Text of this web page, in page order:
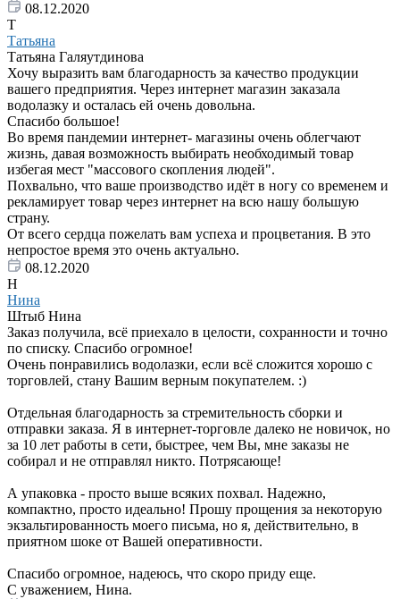
08.12.2020
Т
Татьяна
Татьяна Галяутдинова
Хочу выразить вам благодарность за качество продукции
вашего предприятия. Через интернет магазин заказала
водолазку и осталась ей очень довольна.
Спасибо большое!
Во время пандемии интернет- магазины очень облегчают
жизнь, давая возможность выбирать необходимый товар
избегая мест "массового скопления людей".
Похвально, что ваше производство идёт в ногу со временем и
рекламирует товар через интернет на всю нашу большую
страну.
От всего сердца пожелать вам успеха и процветания. В это
непростое время это очень актуально.
08.12.2020
Н
Нина
Штыб Нина
Заказ получила, всё приехало в целости, сохранности и точно
по списку. Спасибо огромное!
Очень понравились водолазки, если всё сложится хорошо с
торговлей, стану Вашим верным покупателем. :)
Отдельная благодарность за стремительность сборки и
отправки заказа. Я в интернет-торговле далеко не новичок, но
за 10 лет работы в сети, быстрее, чем Вы, мне заказы не
собирал и не отправлял никто. Потрясающе!
А упаковка - просто выше всяких похвал. Надежно,
компактно, просто идеально! Прошу прощения за некоторую
экзальтированность моего письма, но я, действительно, в
приятном шоке от Вашей оперативности.
Спасибо огромное, надеюсь, что скоро приду еще.
С уважением, Нина.